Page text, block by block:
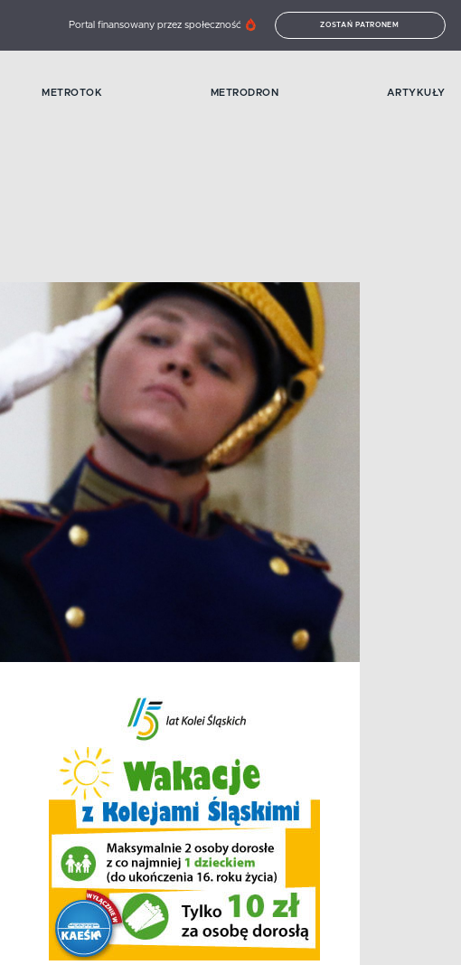
Portal finansowany przez społeczność ZOSTAŃ PATRONEM
METROTOK METRODRON ARTYKUŁY